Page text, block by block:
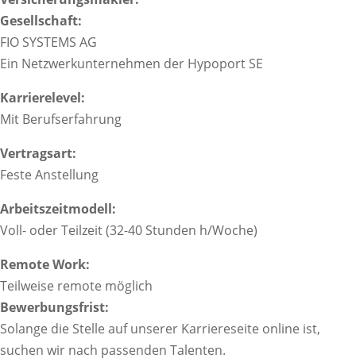
Gesellschaft:
FIO SYSTEMS AG
Ein Netzwerkunternehmen der Hypoport SE
Karrierelevel:
Mit Berufserfahrung
Vertragsart:
Feste Anstellung
Arbeitszeitmodell:
Voll- oder Teilzeit (32-40 Stunden h/Woche)
Remote Work:
Teilweise remote möglich
Bewerbungsfrist:
Solange die Stelle auf unserer Karriereseite online ist,
suchen wir nach passenden Talenten.